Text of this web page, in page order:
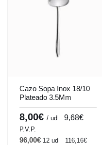
Cazo Sopa Inox 18/10
Plateado 3.5Mm
Espesor Online Comas
8,00€ / ud 9,68€
P.V.P.
96,00€ 12 ud 116,16€